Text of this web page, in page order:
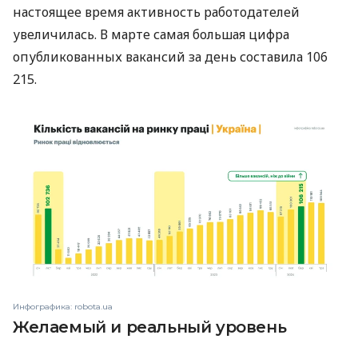
настоящее время активность работодателей
увеличилась. В марте самая большая цифра
опубликованных вакансий за день составила 106
215.
Инфографика: robota.ua
Желаемый и реальный уровень